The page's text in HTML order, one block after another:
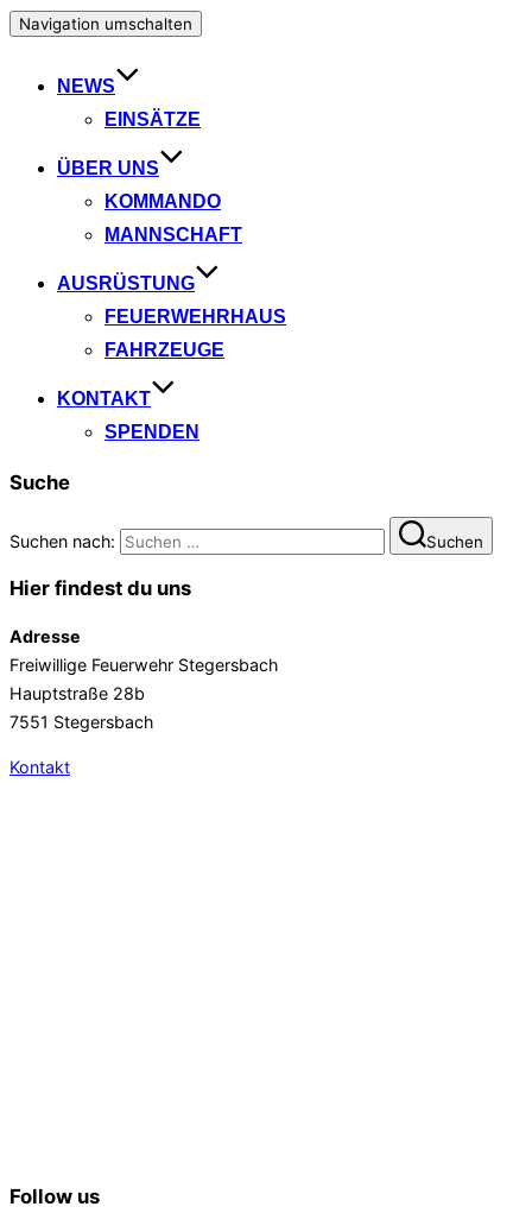
Navigation umschalten
NEWS
EINSÄTZE
ÜBER UNS
KOMMANDO
MANNSCHAFT
AUSRÜSTUNG
FEUERWEHRHAUS
FAHRZEUGE
KONTAKT
SPENDEN
Suche
Suchen nach: Suchen
Hier findest du uns
Adresse
Freiwillige Feuerwehr Stegersbach
Hauptstraße 28b
7551 Stegersbach
Kontakt
Follow us